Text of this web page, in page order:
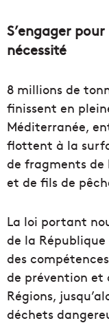
S’engager
nécessité
8 millions de
finissent en
Méditerranée,
flottent à la
de fragments de
et de fils de
La loi portant
de la République
des
de prévention et
Régions,
déchets